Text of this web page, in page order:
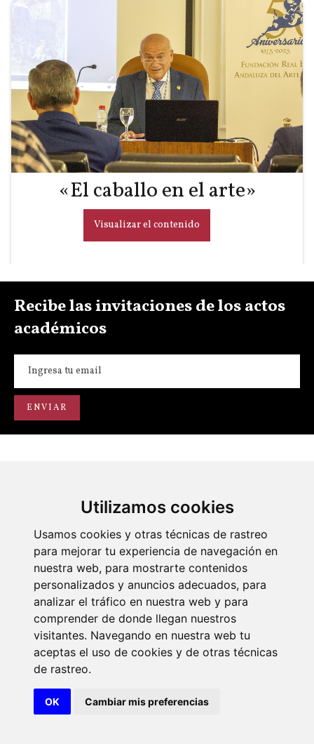
Utilizamos cookies
Usamos cookies y otras técnicas de rastreo
para mejorar tu experiencia de navegación en
nuestra web, para mostrarte contenidos
personalizados y anuncios adecuados, para
analizar el tráfico en nuestra web y para
comprender de donde llegan nuestros
visitantes. Navegando en nuestra web tu
aceptas el uso de cookies y de otras técnicas
de rastreo.
OK Cambiar mis preferencias
«El caballo en el arte»
Visualizar el contenido
«Asta en las fuentes árabes»
Visualizar el contenido
«Asta Regia en el siglo XXI»
Recibe las invitaciones de los actos
académicos
© 2026 Diseño y desarrollo por Xerintel
Politica de cookies